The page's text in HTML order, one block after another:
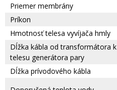
Priemer membrány
Príkon
Hmotnosť telesa vyvíjača hmly
Dĺžka kábla od transformátora k
telesu generátora pary
Dĺžka prívodového kábla